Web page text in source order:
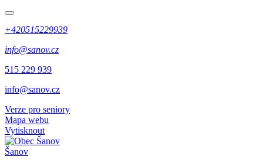
+420515229939
info@sanov.cz
515 229 939
info@sanov.cz
Verze pro seniory
Mapa webu
Vytisknout
Šanov